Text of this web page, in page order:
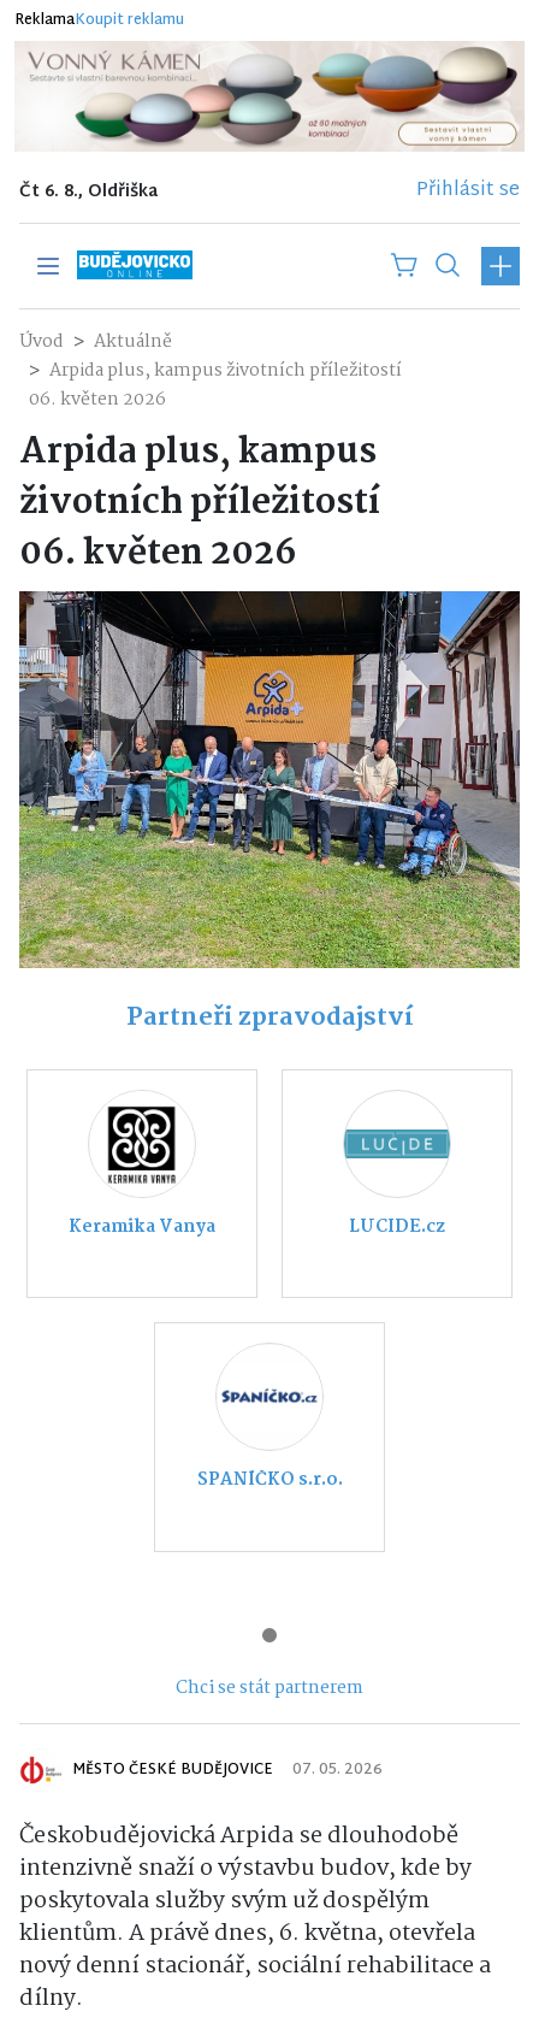
ReklamaKoupit reklamu
Čt 6. 8., Oldřiška Přihlásit se
Úvod
Aktuálně
Arpida plus, kampus životních příležitostí
06. květen 2026
Arpida plus, kampus
životních příležitostí
06. květen 2026
Partneři zpravodajství
Keramika Vanya LUCIDE.cz
SPANÍČKO s.r.o.
Chci se stát partnerem
MĚSTO ČESKÉ BUDĚJOVICE 07. 05. 2026
Českobudějovická Arpida se dlouhodobě
intenzivně snaží o výstavbu budov, kde by
poskytovala služby svým už dospělým
klientům. A právě dnes, 6. května, otevřela
nový denní stacionář, sociální rehabilitace a
dílny.